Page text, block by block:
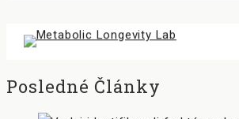
Posledné Články